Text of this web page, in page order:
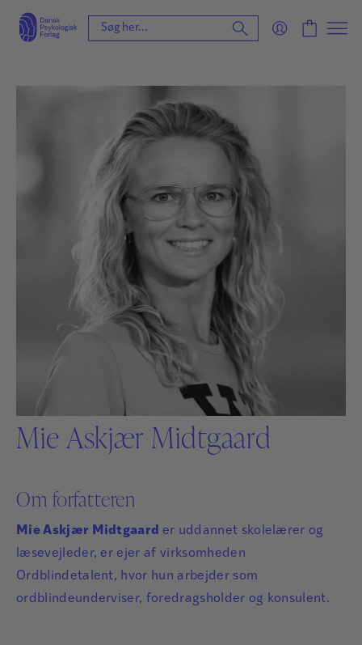
Mie Askjær Midtgaard
Om forfatteren
Mie Askjær Midtgaard er uddannet skolelærer og
læsevejleder, er ejer af virksomheden
Ordblindetalent, hvor hun arbejder som
ordblindeunderviser, foredragsholder og konsulent.